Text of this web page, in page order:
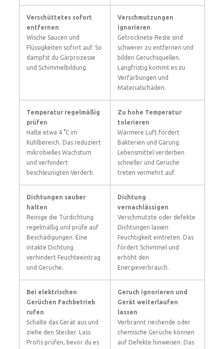
Verschüttetes sofort
entfernen
Wische Saucen und
Flüssigkeiten sofort auf. So
dämpfst du Gärprozesse
und Schimmelbildung.
Verschmutzungen
ignorieren
Getrocknete Reste sind
schwerer zu entfernen und
bilden Geruchsquellen.
Langfristig kommt es zu
Verfärbungen und
Materialschäden.
Temperatur regelmäßig
prüfen
Halte etwa 4 °C im
Kühlbereich. Das reduziert
mikrobielles Wachstum
und verhindert
beschleunigten Verderb.
Zu hohe Temperatur
tolerieren
Wärmere Luft fördert
Bakterien und Gärung.
Lebensmittel verderben
schneller und Gerüche
treten vermehrt auf.
Dichtungen sauber
halten
Reinige die Türdichtung
regelmäßig und prüfe auf
Beschädigungen. Eine
intakte Dichtung
verhindert Feuchteeintrag
und Gerüche.
Dichtung
vernachlässigen
Verschmutzte oder defekte
Dichtungen lassen
Feuchtigkeit eintreten. Das
fördert Schimmel und
erhöht den
Energieverbrauch.
Bei elektrischen
Gerüchen Fachbetrieb
rufen
Schalte das Gerät aus und
ziehe den Stecker. Lass
Profis prüfen, bevor du es
Geruch ignorieren und
Gerät weiterlaufen
lassen
Verbrannt riechende oder
chemische Gerüche können
auf Defekte hinweisen. Das